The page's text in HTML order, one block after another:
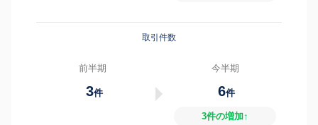
取引件数
前半期
3件
今半期
6件
3件の増加↑